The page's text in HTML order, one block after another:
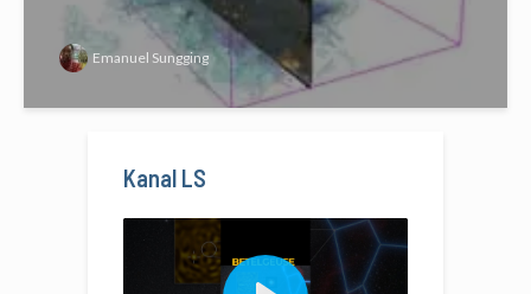
Emanuel Sungging
Kanal LS